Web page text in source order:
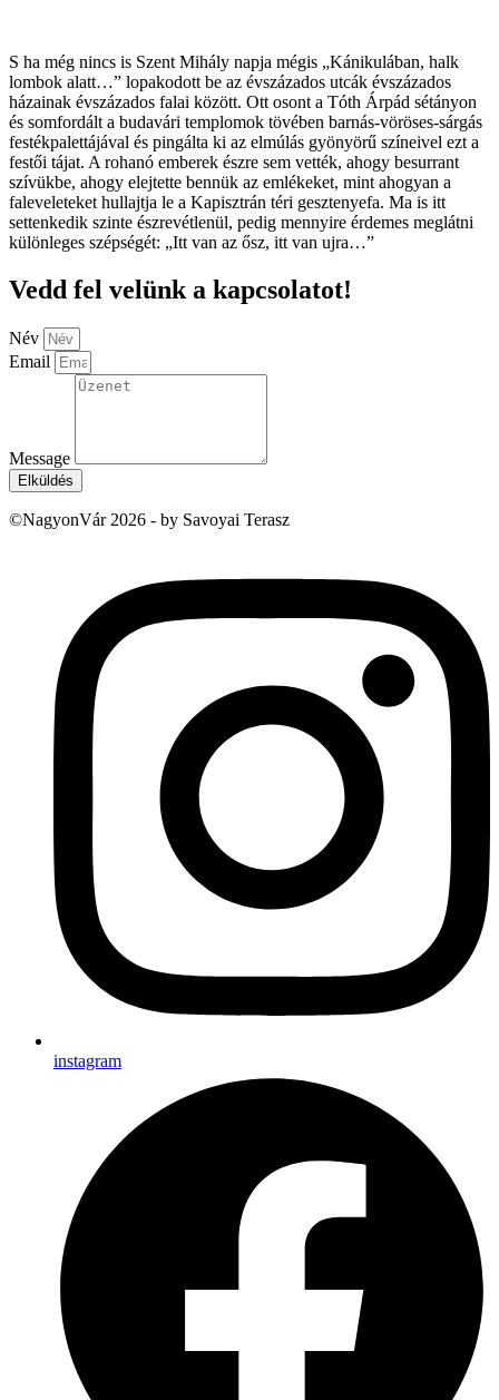
S ha még nincs is Szent Mihály napja mégis „Kánikulában, halk
lombok alatt…” lopakodott be az évszázados utcák évszázados
házainak évszázados falai között. Ott osont a Tóth Árpád sétányon
és somfordált a budavári templomok tövében barnás-vöröses-sárgás
festékpalettájával és pingálta ki az elmúlás gyönyörű színeivel ezt a
festői tájat. A rohanó emberek észre sem vették, ahogy besurrant
szívükbe, ahogy elejtette bennük az emlékeket, mint ahogyan a
faleveleteket hullajtja le a Kapisztrán téri gesztenyefa. Ma is itt
settenkedik szinte észrevétlenül, pedig mennyire érdemes meglátni
különleges szépségét: „Itt van az ősz, itt van ujra…”
Vedd fel velünk a kapcsolatot!
Név
Email
Message
Elküldés
©NagyonVár 2026 - by Savoyai Terasz
instagram